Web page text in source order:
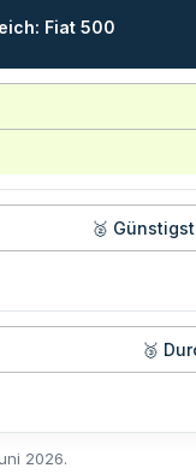
Fiat 500
🥈
🥉
2026.